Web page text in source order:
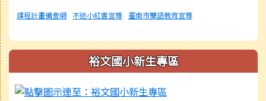
課程計畫備查網 不迷小紅書宣導 臺南市雙語教育宣導
裕文國小新生專區